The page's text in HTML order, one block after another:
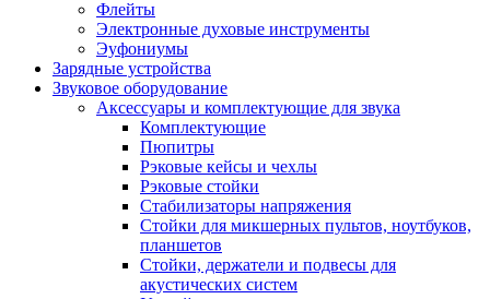
Флейты
Электронные духовые инструменты
Эуфониумы
Зарядные устройства
Звуковое оборудование
Аксессуары и комплектующие для звука
Комплектующие
Пюпитры
Рэковые кейсы и чехлы
Рэковые стойки
Стабилизаторы напряжения
Стойки для микшерных пультов, ноутбуков,
планшетов
Стойки, держатели и подвесы для
акустических систем